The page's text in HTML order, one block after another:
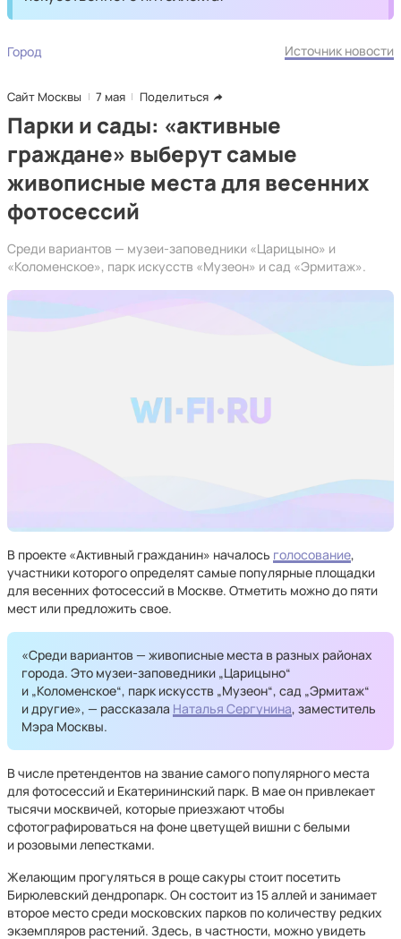
Город Источник новости
Сайт Москвы 7 мая Поделиться
Парки и сады: «активные
граждане» выберут самые
живописные места для весенних
фотосессий
Среди вариантов — музеи-заповедники «Царицыно» и
«Коломенское», парк искусств «Музеон» и сад «Эрмитаж».
В проекте «Активный гражданин» началось голосование,
участники которого определят самые популярные площадки
для весенних фотосессий в Москве. Отметить можно до пяти
мест или предложить свое.
«Среди вариантов — живописные места в разных районах
города. Это музеи-заповедники „Царицыно“
и „Коломенское“, парк искусств „Музеон“, сад „Эрмитаж“
и другие», — рассказала Наталья Сергунина, заместитель
Мэра Москвы.
В числе претендентов на звание самого популярного места
для фотосессий и Екатерининский парк. В мае он привлекает
тысячи москвичей, которые приезжают чтобы
сфотографироваться на фоне цветущей вишни с белыми
и розовыми лепестками.
Желающим прогуляться в роще сакуры стоит посетить
Бирюлевский дендропарк. Он состоит из 15 аллей и занимает
второе место среди московских парков по количеству редких
экземпляров растений. Здесь, в частности, можно увидеть